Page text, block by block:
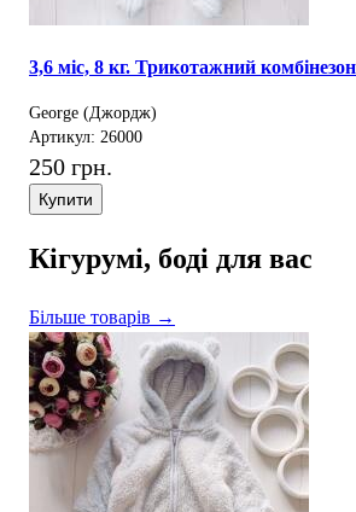
3,6 міс, 8 кг. Трикотажний
George (Джордж)
Артикул: 26000
250 грн.
Купити
Кігурумі, боді для вас
Більше товарів →